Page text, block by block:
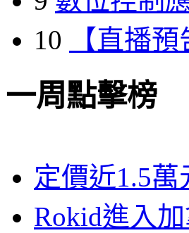
10
【直播
一周點擊榜
定價近1.5萬
Rokid進入